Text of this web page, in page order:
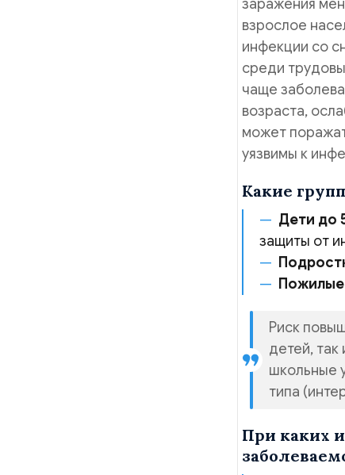
заражения
взрослое
инфекции со
среди
чаще
возраста,
может
уязвимы к
Какие
Дети до
защиты от
Риск
детей,
школьные
типа
При каких